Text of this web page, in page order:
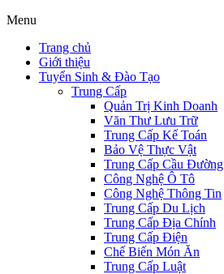
Menu
Trang chủ
Giới thiệu
Tuyển Sinh & Đào Tạo
Trung Cấp
Quản Trị Kinh Doanh
Văn Thư Lưu Trữ
Trung Cấp Kế Toán
Bảo Vệ Thực Vật
Trung Cấp Cầu Đường
Công Nghệ Ô Tô
Công Nghệ Thông Tin
Trung Cấp Du Lịch
Trung Cấp Địa Chính
Trung Cấp Điện
Chế Biến Món Ăn
Trung Cấp Luật